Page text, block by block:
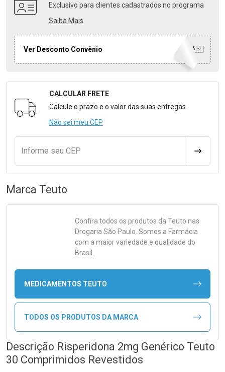
Exclusivo para clientes cadastrados no programa
Saiba Mais
Ver Desconto Convênio
Formulário para Calcular o Frete
CALCULAR FRETE
Calcule o prazo e o valor das suas entregas
Não sei meu CEP
Informe seu CEP
Marca Teuto
Confira todos os produtos da Teuto nas
Drogaria São Paulo. Somos a Farmácia
com a maior variedade e qualidade do
Brasil.
MEDICAMENTOS TEUTO
TODOS OS PRODUTOS DA MARCA
Descrição Risperidona 2mg Genérico Teuto
30 Comprimidos Revestidos